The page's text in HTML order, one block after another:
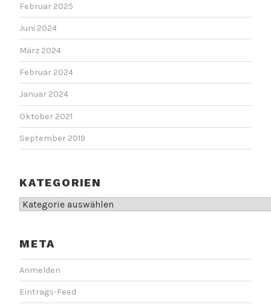
Februar 2025
Juni 2024
März 2024
Februar 2024
Januar 2024
Oktober 2021
September 2019
KATEGORIEN
Kategorien
META
Anmelden
Eintrags-Feed